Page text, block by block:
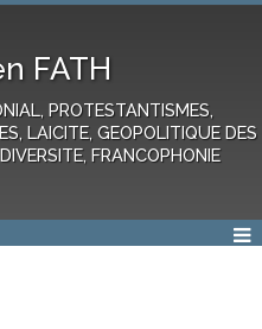
FATH
PROTESTANTISMES,
LAICITE, GEOPOLITIQUE DES
FRANCOPHONIE